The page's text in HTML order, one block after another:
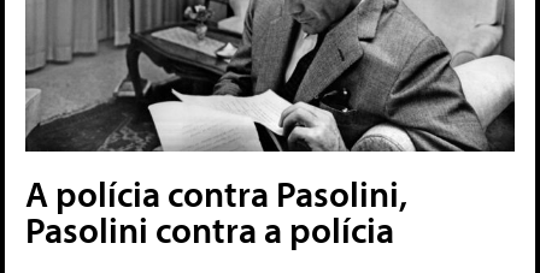
A polícia contra Pasolini,
Pasolini contra a polícia